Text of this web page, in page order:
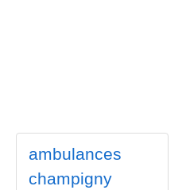
ambulances
champigny